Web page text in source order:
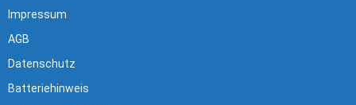
Impressum
AGB
Datenschutz
Batteriehinweis